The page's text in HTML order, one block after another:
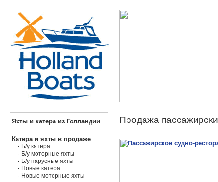
Яхты и катера из Голландии
Катера и яхты в продаже
- Б/у катера
- Б/у моторные яхты
- Б/у парусные яхты
- Новые катера
- Новые моторные яхты
Продажа